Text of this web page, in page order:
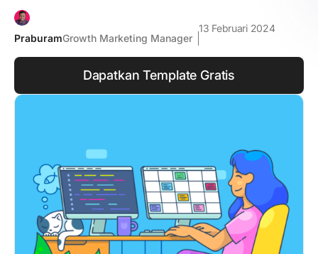
PraburamGrowth Marketing Manager
13 Februari 2024
Dapatkan Template Gratis